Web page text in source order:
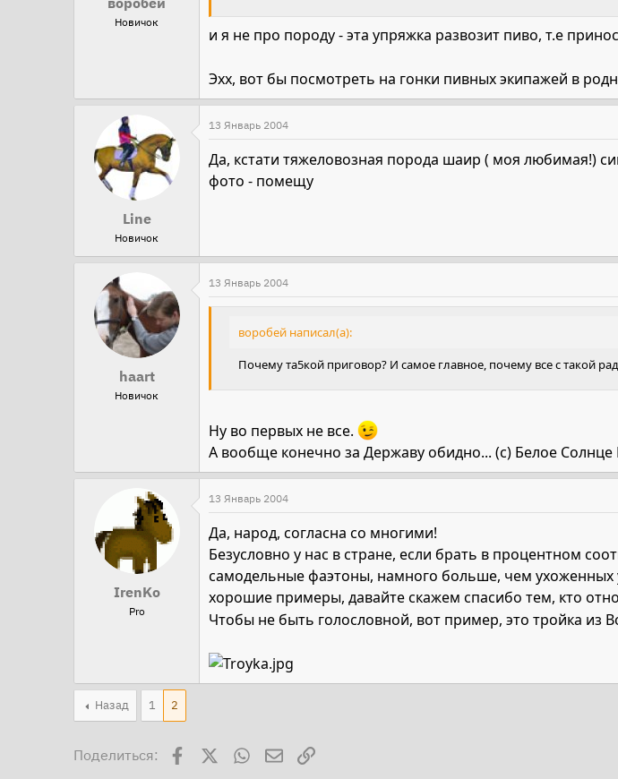
Новичок
и я не про породу - эта упряжка развозит пиво, т.е
Эхх, вот бы посмотреть на гонки пивных экипажей в
Line
Новичок
13 Январь 2004
Да, кстати тяжеловозная порода шаир ( моя любимая!)
фото - помещу
haart
Новичок
13 Январь 2004
воробей написал(а):
Почему та5кой приговор? И самое главное, почему все с такой
Ну во первых не все.
А вообще конечно за Державу обидно... (с) Белое Солнце
IrenKo
Pro
13 Январь 2004
Да, народ, согласна со многими!
Безусловно у нас в стране, если брать в процентном
самодельные фаэтоны, намного больше, чем
хорошие примеры, давайте скажем спасибо тем, кто
Чтобы не быть голословной, вот пример, это тройка из
Назад 1 2
Поделиться: FacebookWhatsAppЭлектронная почта
Ссылка